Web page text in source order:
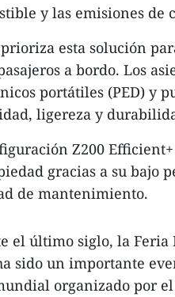
y las emisiones de
esta solución
a bordo. Los
portátiles (PED) y
ligereza y
Z200
gracias a su bajo
de mantenimiento.
el último siglo, la
sido un importante
organizado por